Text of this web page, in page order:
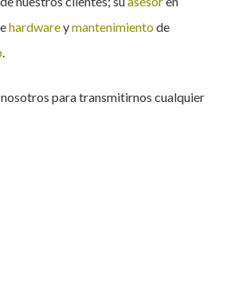
hardwareymantenimientode
.
para transmitirnos cualquier